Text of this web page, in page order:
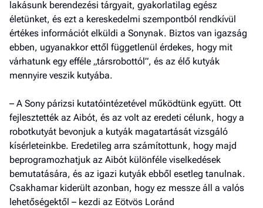
lakásunk berendezési tárgyait, gyakorlatilag egész
életünket, és ezt a kereskedelmi szempontból rendkívül
értékes információt elküldi a Sonynak. Biztos van igazság
ebben, ugyanakkor ettől függetlenül érdekes, hogy mit
várhatunk egy efféle „társrobottól”, és az élő kutyák
mennyire veszik kutyába.
– A Sony párizsi kutatóintézetével működtünk együtt. Ott
fejlesztették az Aibót, és az volt az eredeti célunk, hogy a
robotkutyát bevonjuk a kutyák magatartását vizsgáló
kísérleteinkbe. Eredetileg arra számítottunk, hogy majd
beprogramozhatjuk az Aibót különféle viselkedések
bemutatására, és az igazi kutyák ebből esetleg tanulnak.
Csakhamar kiderült azonban, hogy ez messze áll a valós
lehetőségektől – kezdi az Eötvös Loránd